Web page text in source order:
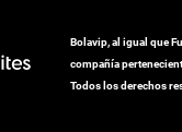
Bolavip, al igual que
compañía
Todos los derechos